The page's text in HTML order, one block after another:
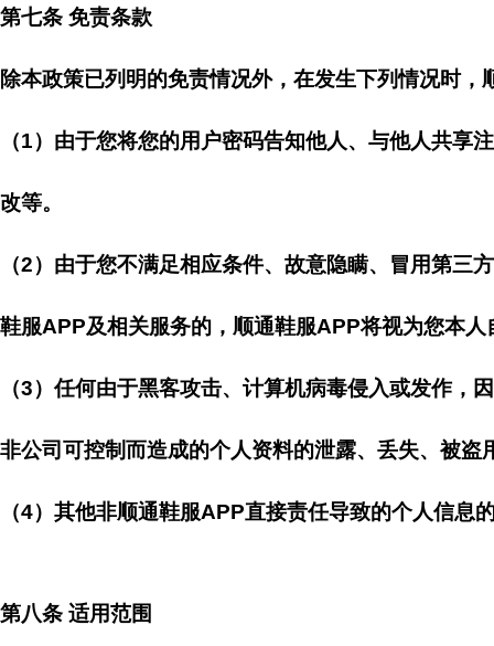
第七条 免责条款
除本政策已列明的免责情况外，在发生下列情况时
（1）由于您将您的用户密码告知他人、与他人共
改等。
（2）由于您不满足相应条件、故意隐瞒、冒用第
鞋服APP及相关服务的，顺通鞋服APP将视为您本
（3）任何由于黑客攻击、计算机病毒侵入或发作
非公司可控制而造成的个人资料的泄露、丢失、被盗
（4）其他非顺通鞋服APP直接责任导致的个人信息
第八条 适用范围